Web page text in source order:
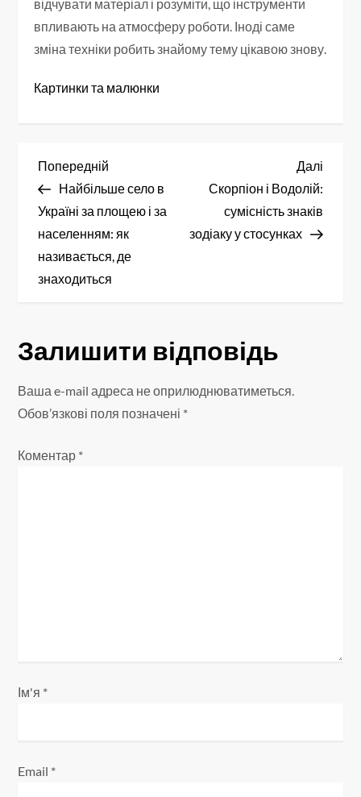
відчувати матеріал і розуміти, що інструменти
впливають на атмосферу роботи. Іноді саме
зміна техніки робить знайому тему цікавою знову.
Картинки та малюнки
Н
а
в
і
а
ц
і
я
в
Попередній
запис
Попередній
Найбільше село в
Україні за площею і за
населенням: як
називається, де
знаходиться
запис
Далі
Скорпіон і Водолій:
сумісність знаків
зодіаку у стосунках
Залишити відповідь
Ваша e-mail адреса не оприлюднюватиметься.
Обов’язкові поля позначені *
Коментар *
Ім'я *
Email *